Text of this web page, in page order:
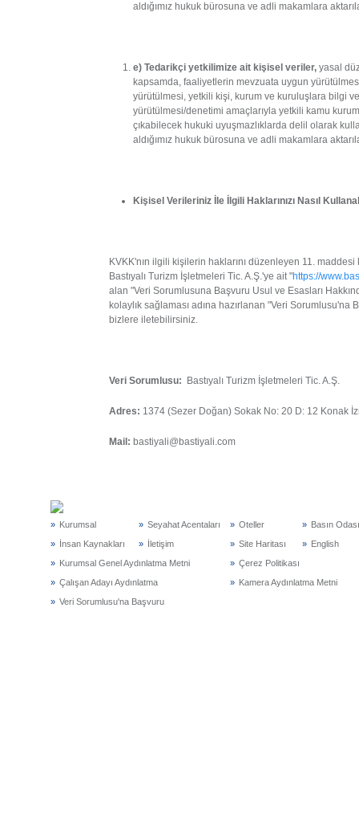
aldığımız hukuk bürosuna ve adli makamlara
e) Tedarikçi yetkilimize ait kişisel veriler, yasal
kapsamda, faaliyetlerin mevzuata uygun
yürütülmesi, yetkili kişi, kurum ve kuruluşlara bilgi
yürütülmesi/denetimi amaçlarıyla yetkili kamu
çıkabilecek hukuki uyuşmazlıklarda delil olarak
aldığımız hukuk bürosuna ve adli makamlara
Kişisel Verileriniz İle İlgili Haklarınızı Nasıl
KVKK'nın ilgili kişilerin haklarını düzenleyen 11.
Bastıyalı Turizm İşletmeleri Tic. A.Ş.'ye ait "https://
alan "Veri Sorumlusuna Başvuru Usul ve Esasları
kolaylık sağlaması adına hazırlanan "Veri Sorumlusu'na
bizlere iletebilirsiniz.
Veri Sorumlusu: Bastıyalı Turizm İşletmeleri Tic. A.Ş.
Adres: 1374 (Sezer Doğan) Sokak No: 20 D: 12 Konak
Mail: bastiyali@bastiyali.com
» Kurumsal » Seyahat Acentaları » Oteller » Basın Odası
» İnsan Kaynakları » İletişim » Site Haritası » English
» Kurumsal Genel Aydınlatma Metni » Çerez Politikası
» Çalışan Adayı Aydınlatma » Kamera Aydınlatma Metni
» Veri Sorumlusu'na Başvuru